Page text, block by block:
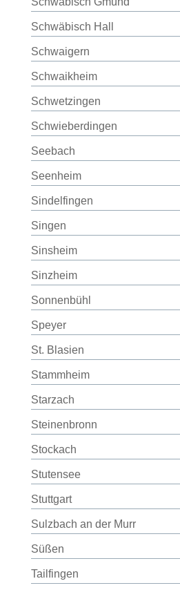
Schwäbisch Hall
Schwaigern
Schwaikheim
Schwetzingen
Schwieberdingen
Seebach
Seenheim
Sindelfingen
Singen
Sinsheim
Sinzheim
Sonnenbühl
Speyer
St. Blasien
Stammheim
Starzach
Steinenbronn
Stockach
Stutensee
Stuttgart
Sulzbach an der Murr
Süßen
Tailfingen